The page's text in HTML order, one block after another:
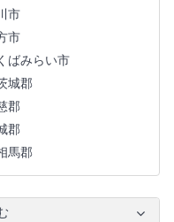
市
市
ばみらい市
城郡
郡
郡
馬郡